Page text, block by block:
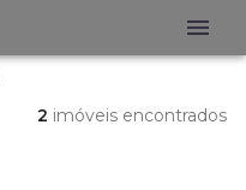
2 imóveis encontrados